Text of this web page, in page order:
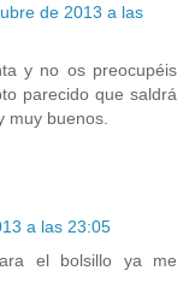
de 2013 a las
y no os preocupéis
parecido que saldrá
muy buenos.
a las 23:05
el bolsillo ya me